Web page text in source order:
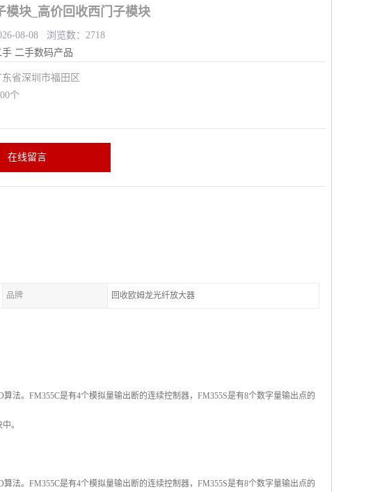
模块_高价回收西门子模块
08-08 浏览数：2718
手 二手数码产品
省深圳市福田区
个
在线留言
品牌 回收欧姆龙光纤放大器
法。FM355C是有4个模拟量输出断的连续控制器，FM355S是有8个数字量输出点的
。
法。FM355C是有4个模拟量输出断的连续控制器，FM355S是有8个数字量输出点的